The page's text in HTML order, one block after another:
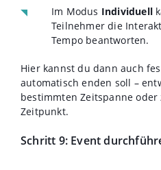
Im Modus Individuell
Teilnehmer die
Tempo beantworten.
Hier kannst du dann auch
automatisch enden soll –
bestimmten Zeitspanne
Zeitpunkt.
Schritt 9: Event